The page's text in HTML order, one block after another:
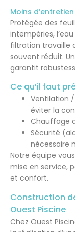
Moins
Protégée des
intempéries,
filtration travaille
souvent réduit.
garantit
Ce qu’il faut
Ventilation
éviter la
Chauffage
Sécurité
nécessaire
Notre équipe
mise en service,
et confort.
Construction
Ouest Piscine
Chez Ouest